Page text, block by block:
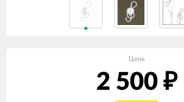
Цена
2 500 ₽